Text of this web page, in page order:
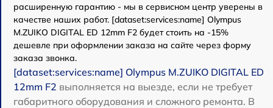
расширенную гарантию - мы в сервисном центр уверены в
качестве наших работ. [dataset:services:name] Olympus
M.ZUIKO DIGITAL ED 12mm F2 будет стоить на -15%
дешевле при оформлении заказа на сайте через форму
заказа звонка.
[dataset:services:name] Olympus M.ZUIKO DIGITAL ED
12mm F2 выполняется на выезде, если не требует
габаритного оборудования и сложного ремонта. В